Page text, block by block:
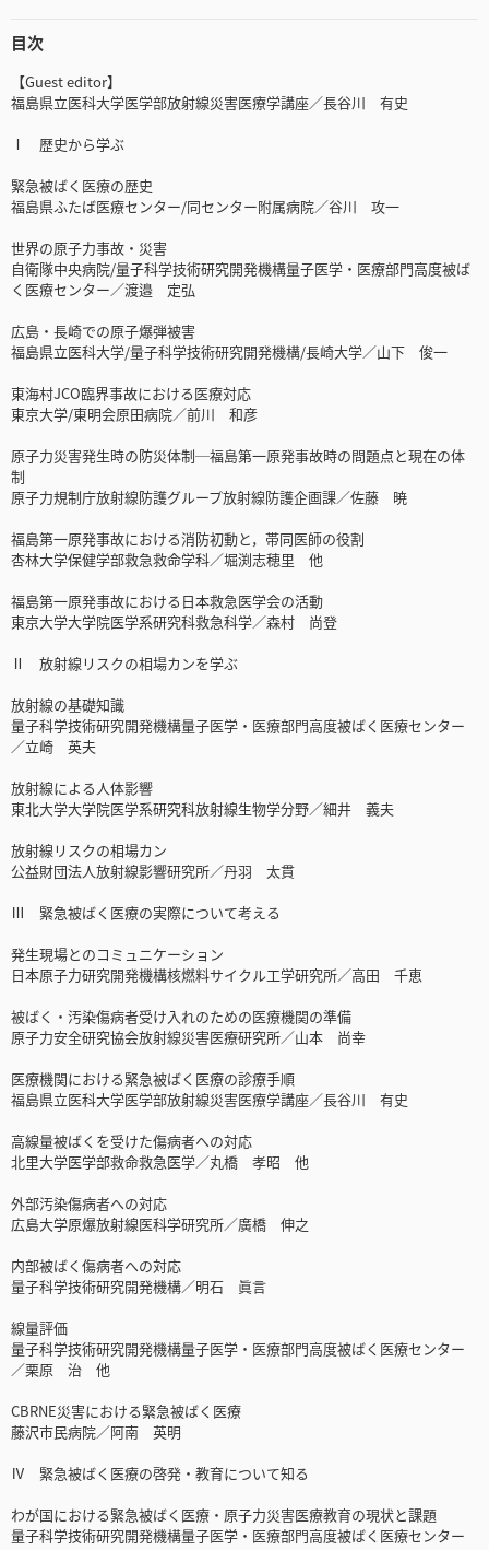
目次
【Guest editor】
福島県立医科大学医学部放射線災害医療学講座／長谷川 有史
Ⅰ 歴史から学ぶ
緊急被ばく医療の歴史
福島県ふたば医療センター/同センター附属病院／谷川 攻一
世界の原子力事故・災害
自衛隊中央病院/量子科学技術研究開発機構量子医学・医療部門高度被ば
く医療センター／渡邉 定弘
広島・長崎での原子爆弾被害
福島県立医科大学/量子科学技術研究開発機構/長崎大学／山下 俊一
東海村JCO臨界事故における医療対応
東京大学/東明会原田病院／前川 和彦
原子力災害発生時の防災体制─福島第一原発事故時の問題点と現在の体
制
原子力規制庁放射線防護グループ放射線防護企画課／佐藤 暁
福島第一原発事故における消防初動と，帯同医師の役割
杏林大学保健学部救急救命学科／堀渕志穂里 他
福島第一原発事故における日本救急医学会の活動
東京大学大学院医学系研究科救急科学／森村 尚登
Ⅱ 放射線リスクの相場カンを学ぶ
放射線の基礎知識
量子科学技術研究開発機構量子医学・医療部門高度被ばく医療センター
／立崎 英夫
放射線による人体影響
東北大学大学院医学系研究科放射線生物学分野／細井 義夫
放射線リスクの相場カン
公益財団法人放射線影響研究所／丹羽 太貫
Ⅲ 緊急被ばく医療の実際について考える
発生現場とのコミュニケーション
日本原子力研究開発機構核燃料サイクル工学研究所／高田 千恵
被ばく・汚染傷病者受け入れのための医療機関の準備
原子力安全研究協会放射線災害医療研究所／山本 尚幸
医療機関における緊急被ばく医療の診療手順
福島県立医科大学医学部放射線災害医療学講座／長谷川 有史
高線量被ばくを受けた傷病者への対応
北里大学医学部救命救急医学／丸橋 孝昭 他
外部汚染傷病者への対応
広島大学原爆放射線医科学研究所／廣橋 伸之
内部被ばく傷病者への対応
量子科学技術研究開発機構／明石 眞言
線量評価
量子科学技術研究開発機構量子医学・医療部門高度被ばく医療センター
／栗原 治 他
CBRNE災害における緊急被ばく医療
藤沢市民病院／阿南 英明
Ⅳ 緊急被ばく医療の啓発・教育について知る
わが国における緊急被ばく医療・原子力災害医療教育の現状と課題
量子科学技術研究開発機構量子医学・医療部門高度被ばく医療センター